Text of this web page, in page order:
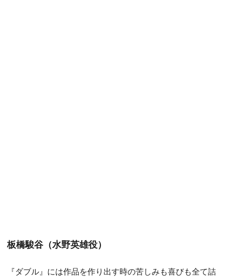
板橋駿谷（水野英雄役）
『ダブル』には作品を作り出す時の苦しみも喜びも全て詰